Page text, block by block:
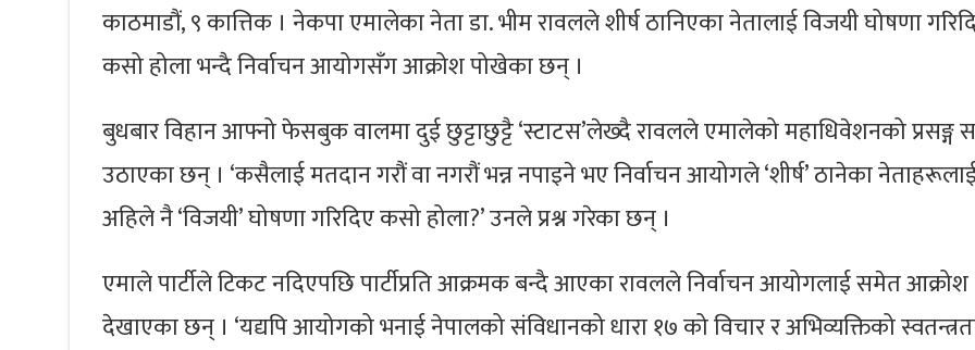
काठमाडौं, ९ कात्तिक । नेकपा एमालेका नेता डा. भीम रावलले शीर्ष ठानिएका नेतालाई विजयी घोषणा
कसो होला भन्दै निर्वाचन आयोगसँग आक्रोश पोखेका छन् ।
बुधबार विहान आफ्नो फेसबुक वालमा दुई छुट्टाछुट्टै ‘स्टाटस’लेख्दै रावलले एमालेको महाधिवेशनको प्रसङ्ग
उठाएका छन् । ‘कसैलाई मतदान गरौं वा नगरौं भन्न नपाइने भए निर्वाचन आयोगले ‘शीर्ष’ ठानेका
अहिले नै ‘विजयी’ घोषणा गरिदिए कसो होला?’ उनले प्रश्न गरेका छन् ।
एमाले पार्टीले टिकट नदिएपछि पार्टीप्रति आक्रमक बन्दै आएका रावलले निर्वाचन आयोगलाई समेत आक्रोश
देखाएका छन् । ‘यद्यपि आयोगको भनाई नेपालको संविधानको धारा १७ को विचार र अभिव्यक्तिको